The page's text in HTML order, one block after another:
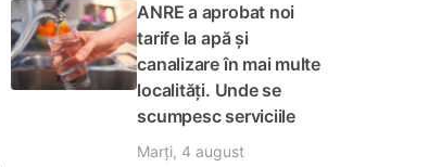
ANRE a aprobat noi
tarife la apă și
canalizare în mai multe
localități. Unde se
scumpesc serviciile
Marți, 4 august